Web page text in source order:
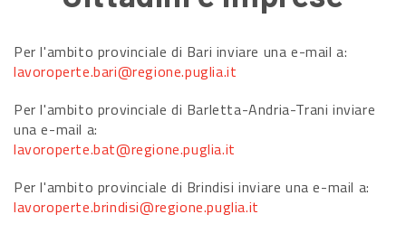
Per l'ambito provinciale di Bari inviare una e-mail a:
lavoroperte.bari@regione.puglia.it
Per l'ambito provinciale di Barletta-Andria-Trani inviare
una e-mail a:
lavoroperte.bat@regione.puglia.it
Per l'ambito provinciale di Brindisi inviare una e-mail a:
lavoroperte.brindisi@regione.puglia.it